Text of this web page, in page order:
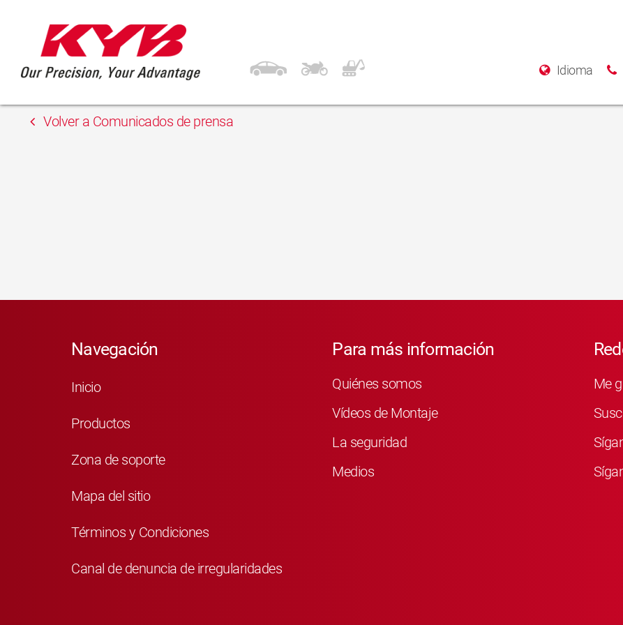
Idioma
Inter Cars
Volver a Comunicados de prensa
Navegación
Inicio
Productos
Zona de soporte
Mapa del sitio
Términos y Condiciones
Canal de denuncia de irregularidades
Para más información
Quiénes somos
Vídeos de Montaje
La seguridad
Medios
Me